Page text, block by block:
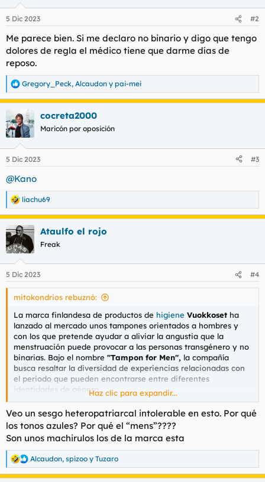
e
:
5 Dic 2023 #2
Me parece bien. Si me declaro no binario y digo que tengo
dolores de regla el médico tiene que darme días de
reposo.
R
e
c
c
i
e
:
Gregory_Peck, Alcaudon y pai-mei
cocreta2000
Maricón por oposición
5 Dic 2023 #3
@Kano
R
e
a
c
c
i
e
s
liachu69
Ataulfo el rojo
Freak
5 Dic 2023 #4
mitokondrios rebuznó:
La marca finlandesa de productos de higiene Vuokkoset ha
lanzado al mercado unos tampones orientados a hombres y
con los que pretende ayudar a aliviar la angustia que la
menstruación puede provocar a las personas transgénero y no
binarias. Bajo el nombre "Tampon for Men", la compañía
busca resaltar la diversidad de experiencias relacionadas con
el periodo que pueden encontrarse entre diferentes
identidades de género.
Según apunta la marca en un comunicado, el 93% de los
hombres transgénero han experimentadodisforia de género
relacionada con la menstruación.Esta sensación de profunda
incomodidad y aflicción es la que pueden llegar a
experimentar las personas cuando su sexo biológico no
coincide con su identidad de género. Y es una que Vuokkoset
está tratando de aplacar con el nuevo producto, lanzado
Haz clic para expandir...
Veo un sesgo heteropatriarcal intolerable en esto. Por qué
los tonos azules? Por qué el “mens”????
Son unos machirulos los de la marca esta
R
e
Alcaudon, spizoo y Tuzaro